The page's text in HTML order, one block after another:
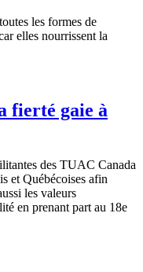
les formes de
elles nourrissent la
fierté gaie à
des TUAC Canada
et Québécoises afin
les valeurs
en prenant part au 18e